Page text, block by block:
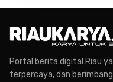
Portal berita digital Riau
terpercaya, dan